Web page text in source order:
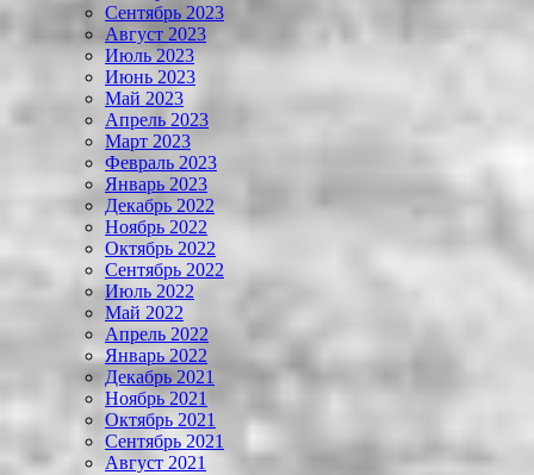
Сентябрь 2023
Август 2023
Июль 2023
Июнь 2023
Май 2023
Апрель 2023
Март 2023
Февраль 2023
Январь 2023
Декабрь 2022
Ноябрь 2022
Октябрь 2022
Сентябрь 2022
Июль 2022
Май 2022
Апрель 2022
Январь 2022
Декабрь 2021
Ноябрь 2021
Октябрь 2021
Сентябрь 2021
Август 2021